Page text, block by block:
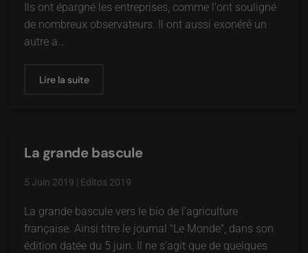
Ils ont épargné les entreprises, comme l'ont souligné
de nombreux observateurs. Il ont aussi exonéré un
autre a…
Lire la suite
La grande bascule
5 Juin 2019 | Editos 2019
La grande bascule vers le bio de l'agriculture
française. Ainsi titre le journal "Le Monde", dans son
édition datée du 5 juin. Il ne s'agit que de quelques